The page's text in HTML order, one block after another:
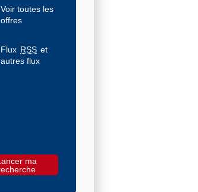
Voir toutes les
offres
Flux RSS et
autres flux